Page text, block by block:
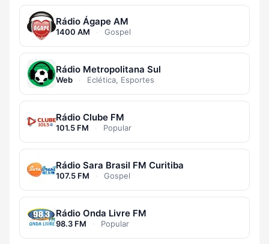
Rádio Ágape AM
1400 AM · Gospel
Rádio Metropolitana Sul
Web · Eclética, Esportes
Rádio Clube FM
101.5 FM · Popular
Rádio Sara Brasil FM Curitiba
107.5 FM · Gospel
Rádio Onda Livre FM
98.3 FM · Popular